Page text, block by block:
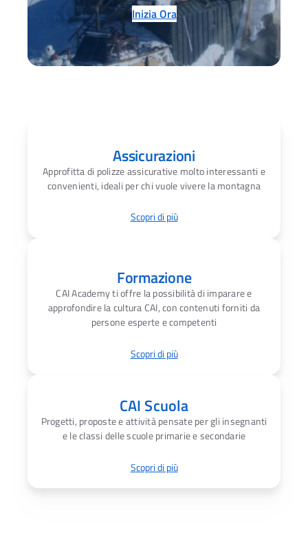
Inizia Ora
Assicurazioni
Approfitta di polizze assicurative molto interessanti e
convenienti, ideali per chi vuole vivere la montagna
Scopri di più
Formazione
CAI Academy ti offre la possibilità di imparare e
approfondire la cultura CAI, con contenuti forniti da
persone esperte e competenti
Scopri di più
CAI Scuola
Progetti, proposte e attività pensate per gli insegnanti
e le classi delle scuole primarie e secondarie
Scopri di più